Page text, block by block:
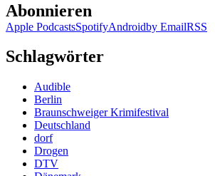
Abonnieren
Apple PodcastsSpotifyAndroidby EmailRSS
Schlagwörter
Audible
Berlin
Braunschweiger Krimifestival
Deutschland
dorf
Drogen
DTV